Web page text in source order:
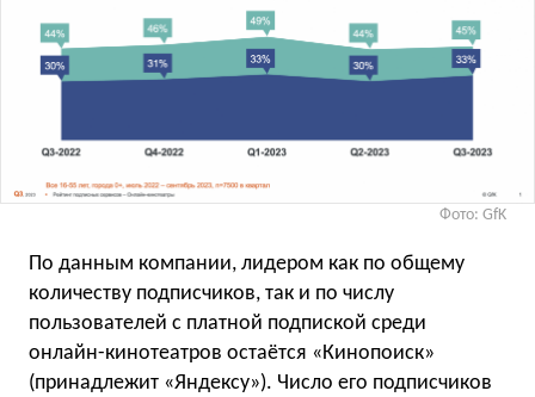
Фото: GfK
По данным компании, лидером как по общему
количеству подписчиков, так и по числу
пользователей с платной подпиской среди
онлайн-кинотеатров остаётся «Кинопоиск»
(принадлежит «Яндексу»). Число его подписчиков